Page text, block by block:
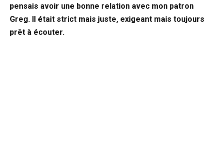
pensais avoir une bonne relation avec mon patron
Greg. Il était strict mais juste, exigeant mais toujours
prêt à écouter.